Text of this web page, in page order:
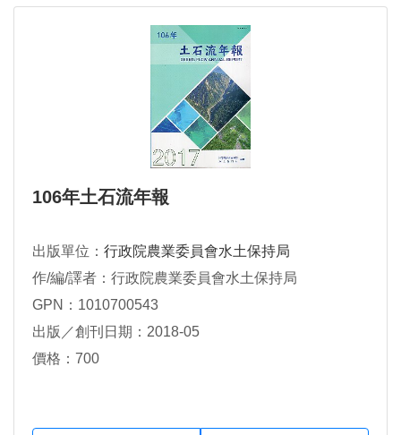
106年土石流年報
出版單位： 行政院農業委員會水土保持局
作/編/譯者：行政院農業委員會水土保持局
GPN：1010700543
出版／創刊日期：2018-05
價格：700